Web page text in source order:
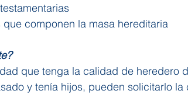
componen la masa hereditaria
que tenga la calidad de heredero
y tenía hijos, pueden solicitarlo la